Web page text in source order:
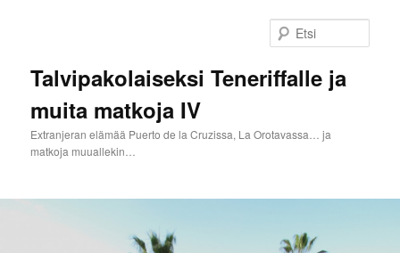
Talvipakolaiseksi Teneriffalle ja
muita matkoja IV
Extranjeran elämää Puerto de la Cruzissa, La Orotavassa… ja
matkoja muuallekin…